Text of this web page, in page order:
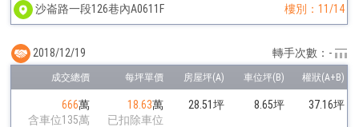
沙崙路一段126巷內A0611F 樓別：11/14
666萬
含車位135萬
18.63萬
已扣除車位
28.51坪 8.65坪 37.16坪
2018/12/19 轉手次數：-